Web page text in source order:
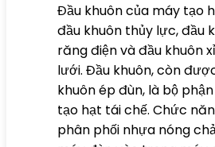
Đầu khuôn của máy tạo
đầu khuôn thủy lực, đầu
răng điện và đầu khuôn
lưới. Đầu khuôn, còn
khuôn ép đùn, là bộ
tạo hạt tái chế. Chức
phân phối nhựa nóng